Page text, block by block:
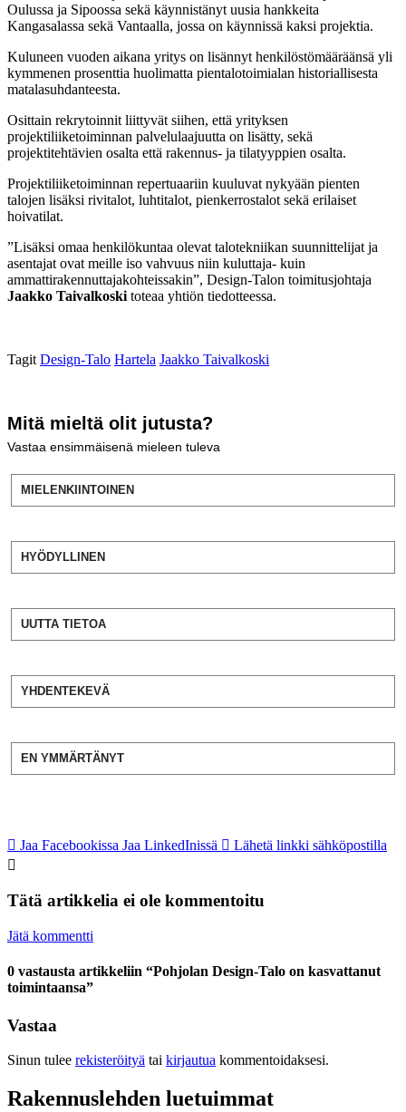
Oulussa ja Sipoossa sekä käynnistänyt uusia hankkeita
Kangasalassa sekä Vantaalla, jossa on käynnissä kaksi projektia.
Kuluneen vuoden aikana yritys on lisännyt henkilöstömääräänsä yli
kymmenen prosenttia huolimatta pientalotoimialan historiallisesta
matalasuhdanteesta.
Osittain rekrytoinnit liittyvät siihen, että yrityksen
projektiliiketoiminnan palvelulaajuutta on lisätty, sekä
projektitehtävien osalta että rakennus- ja tilatyyppien osalta.
Projektiliiketoiminnan repertuaariin kuuluvat nykyään pienten
talojen lisäksi rivitalot, luhtitalot, pienkerrostalot sekä erilaiset
hoivatilat.
”Lisäksi omaa henkilökuntaa olevat talotekniikan suunnittelijat ja
asentajat ovat meille iso vahvuus niin kuluttaja- kuin
ammattirakennuttajakohteissakin”, Design-Talon toimitusjohtaja
Jaakko Taivalkoski toteaa yhtiön tiedotteessa.
Tagit Design-Talo Hartela Jaakko Taivalkoski
Mitä mieltä olit jutusta?
Vastaa ensimmäisenä mieleen tuleva
MIELENKIINTOINEN
HYÖDYLLINEN
UUTTA TIETOA
YHDENTEKEVÄ
EN YMMÄRTÄNYT
Jaa Facebookissa Jaa LinkedInissä Lähetä linkki sähköpostilla
Tätä artikkelia ei ole kommentoitu
Jätä kommentti
0 vastausta artikkeliin “Pohjolan Design-Talo on kasvattanut
toimintaansa”
Vastaa
Sinun tulee rekisteröityä tai kirjautua kommentoidaksesi.
Rakennuslehden luetuimmat